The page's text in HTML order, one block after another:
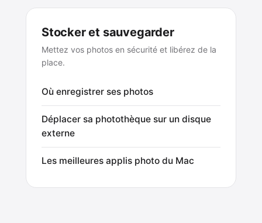
Stocker et sauvegarder
Mettez vos photos en sécurité et libérez de la
place.
Où enregistrer ses photos
Déplacer sa photothèque sur un disque
externe
Les meilleures applis photo du Mac